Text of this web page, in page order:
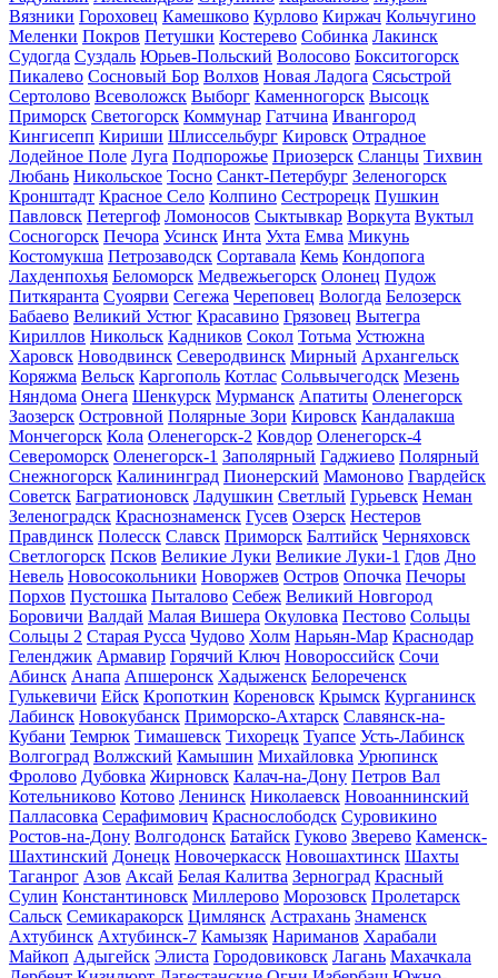
Вязники Гороховец Камешково Курлово Киржач Кольчугино
Меленки Покров Петушки Костерево Собинка Лакинск
Судогда Суздаль Юрьев-Польский Волосово Бокситогорск
Пикалево Сосновый Бор Волхов Новая Ладога Сясьстрой
Сертолово Всеволожск Выборг Каменногорск Высоцк
Приморск Светогорск Коммунар Гатчина Ивангород
Кингисепп Кириши Шлиссельбург Кировск Отрадное
Лодейное Поле Луга Подпорожье Приозерск Сланцы Тихвин
Любань Никольское Тосно Санкт-Петербург Зеленогорск
Кронштадт Красное Село Колпино Сестрорецк Пушкин
Павловск Петергоф Ломоносов Сыктывкар Воркута Вуктыл
Сосногорск Печора Усинск Инта Ухта Емва Микунь
Костомукша Петрозаводск Сортавала Кемь Кондопога
Лахденпохья Беломорск Медвежьегорск Олонец Пудож
Питкяранта Суоярви Сегежа Череповец Вологда Белозерск
Бабаево Великий Устюг Красавино Грязовец Вытегра
Кириллов Никольск Кадников Сокол Тотьма Устюжна
Харовск Новодвинск Северодвинск Мирный Архангельск
Коряжма Вельск Каргополь Котлас Сольвычегодск Мезень
Няндома Онега Шенкурск Мурманск Апатиты Оленегорск
Заозерск Островной Полярные Зори Кировск Кандалакша
Мончегорск Кола Оленегорск-2 Ковдор Оленегорск-4
Североморск Оленегорск-1 Заполярный Гаджиево Полярный
Снежногорск Калининград Пионерский Мамоново Гвардейск
Советск Багратионовск Ладушкин Светлый Гурьевск Неман
Зеленоградск Краснознаменск Гусев Озерск Нестеров
Правдинск Полесск Славск Приморск Балтийск Черняховск
Светлогорск Псков Великие Луки Великие Луки-1 Гдов Дно
Невель Новосокольники Новоржев Остров Опочка Печоры
Порхов Пустошка Пыталово Себеж Великий Новгород
Боровичи Валдай Малая Вишера Окуловка Пестово Сольцы
Сольцы 2 Старая Русса Чудово Холм Нарьян-Мар Краснодар
Геленджик Армавир Горячий Ключ Новороссийск Сочи
Абинск Анапа Апшеронск Хадыженск Белореченск
Гулькевичи Ейск Кропоткин Кореновск Крымск Курганинск
Лабинск Новокубанск Приморско-Ахтарск Славянск-на-
Кубани Темрюк Тимашевск Тихорецк Туапсе Усть-Лабинск
Волгоград Волжский Камышин Михайловка Урюпинск
Фролово Дубовка Жирновск Калач-на-Дону Петров Вал
Котельниково Котово Ленинск Николаевск Новоаннинский
Палласовка Серафимович Краснослободск Суровикино
Ростов-на-Дону Волгодонск Батайск Гуково Зверево Каменск-
Шахтинский Донецк Новочеркасск Новошахтинск Шахты
Таганрог Азов Аксай Белая Калитва Зерноград Красный
Сулин Константиновск Миллерово Морозовск Пролетарск
Сальск Семикаракорск Цимлянск Астрахань Знаменск
Ахтубинск Ахтубинск-7 Камызяк Нариманов Харабали
Майкоп Адыгейск Элиста Городовиковск Лагань Махачкала